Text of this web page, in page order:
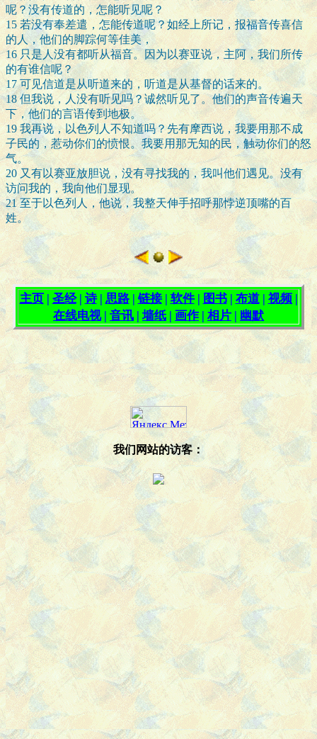
呢？没有传道的，怎能听见呢？
15 若没有奉差遣，怎能传道呢？如经上所记，报福音传喜信
的人，他们的脚踪何等佳美，
16 只是人没有都听从福音。因为以赛亚说，主阿，我们所传
的有谁信呢？
17可见信道是从听道来的，听道是从基督的话来的。
18但我说，人没有听见吗？诚然听见了。他们的声音传遍天
下，他们的言语传到地极。
19 我再说，以色列人不知道吗？先有摩西说，我要用那不成
子民的，惹动你们的愤恨。我要用那无知的民，触动你们的怒
气。
20又有以赛亚放胆说，没有寻找我的，我叫他们遇见。没有
访问我的，我向他们显现。
21至于以色列人，他说，我整天伸手招呼那悖逆顶嘴的百
姓。